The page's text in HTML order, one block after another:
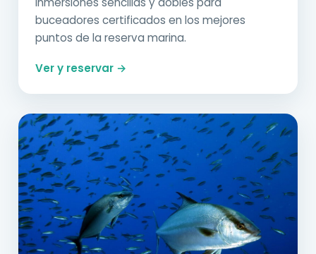
buceadores certificados en los mejores
puntos de la reserva marina.
Ver y reservar →